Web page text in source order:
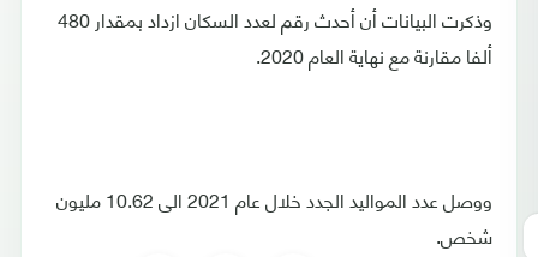
وذكرت البيانات أن أحدث رقم لعدد السكان ازداد بمقدار 480
ألفا مقارنة مع نهاية العام 2020.
ووصل عدد المواليد الجدد خلال عام 2021 الى 10.62 مليون
شخص.